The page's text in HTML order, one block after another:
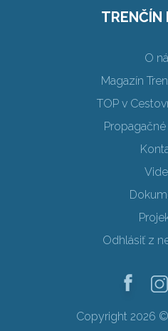
TRENČÍN
O
Magazín
TOP v
Odhlásiť z
Copyright 2026